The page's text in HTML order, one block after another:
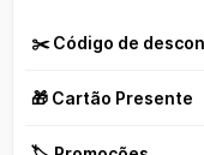
✂️ Código de
🎁 Cartão Presente